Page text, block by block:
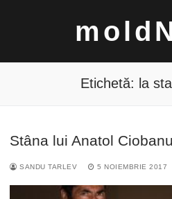
după:
Etichetă: la
Stâna lui Anatol Ciobanu
SANDU TARLEV 5 NOIEMBRIE 2017